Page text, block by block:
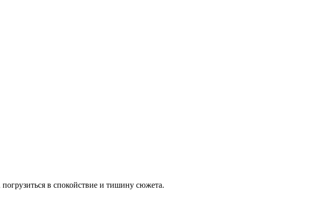
в спокойствие и тишину сюжета.